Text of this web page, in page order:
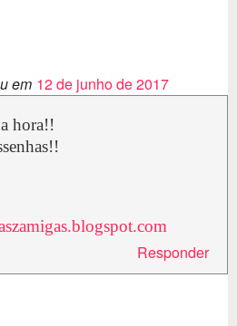
em 12 de junho de 2017
hora!!
Responder